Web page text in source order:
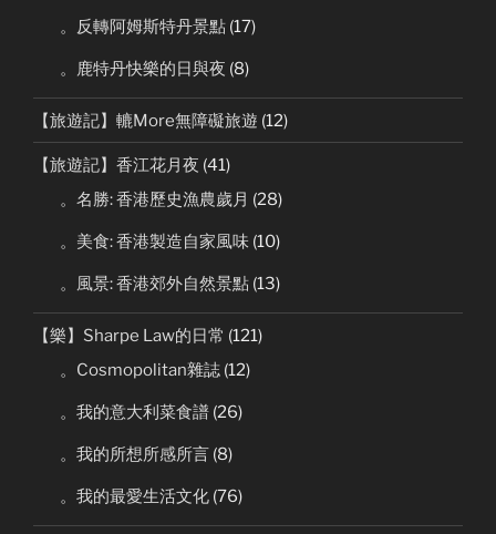
。反轉阿姆斯特丹景點 (17)
。鹿特丹快樂的日與夜 (8)
【旅遊記】轆More無障礙旅遊 (12)
【旅遊記】香江花月夜 (41)
。名勝: 香港歷史漁農歲月 (28)
。美食: 香港製造自家風味 (10)
。風景: 香港郊外自然景點 (13)
【樂】Sharpe Law的日常 (121)
。Cosmopolitan雜誌 (12)
。我的意大利菜食譜 (26)
。我的所想所感所言 (8)
。我的最愛生活文化 (76)